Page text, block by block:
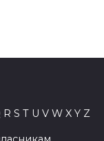
R S T U V W X Y Z